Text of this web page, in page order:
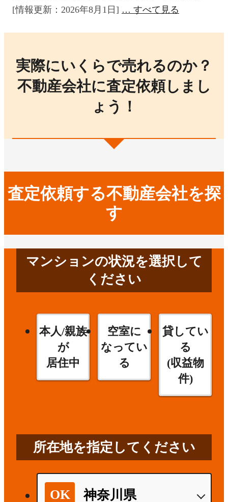
[情報更新：2026年8月1日]
すべて見る
実際にいくらで売れるのか？
不動産会社に査定依頼しまし
ょう！
査定依頼する不動産会社を探
す
マンションの状況を選択して
ください
本人/親族
が
居住中
空室に
なってい
る
貸してい
る
(収益物
件)
所在地を指定してください